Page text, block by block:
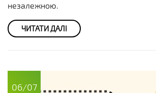
незалежною.
ЧИТАТИ ДАЛІ
06/07